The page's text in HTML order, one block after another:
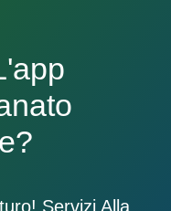
Servizi Alla